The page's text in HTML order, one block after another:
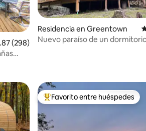
promedio: 4.87 de 5; 298
(298)
Residencia en Greentown
Nuevo paraíso de un
De los mejores en Favorito
Favorito entre huéspedes